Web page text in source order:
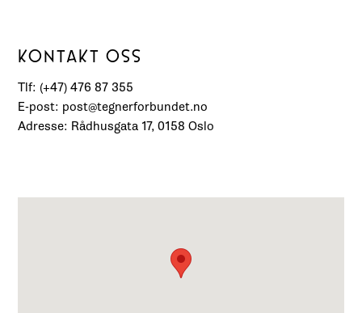
KONTAKT OSS
Tlf: (+47) 476 87 355
E-post: post@tegnerforbundet.no
Adresse: Rådhusgata 17, 0158 Oslo